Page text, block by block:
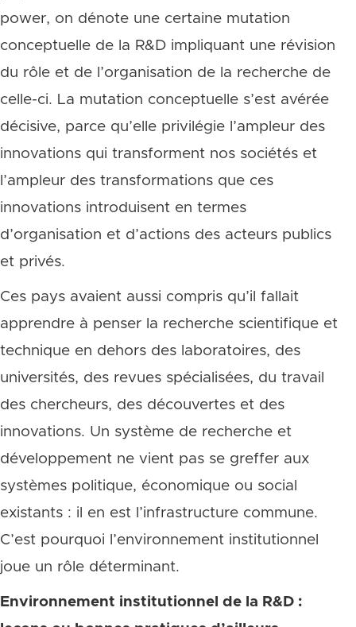
power, on dénote une certaine mutation
conceptuelle de la R&D impliquant une révision
du rôle et de l’organisation de la recherche de
celle-ci. La mutation conceptuelle s’est avérée
décisive, parce qu’elle privilégie l’ampleur des
innovations qui transforment nos sociétés et
l’ampleur des transformations que ces
innovations introduisent en termes
d’organisation et d’actions des acteurs publics
et privés.
Ces pays avaient aussi compris qu’il fallait
apprendre à penser la recherche scientifique et
technique en dehors des laboratoires, des
universités, des revues spécialisées, du travail
des chercheurs, des découvertes et des
innovations. Un système de recherche et
développement ne vient pas se greffer aux
systèmes politique, économique ou social
existants : il en est l’infrastructure commune.
C’est pourquoi l’environnement institutionnel
joue un rôle déterminant.
Environnement institutionnel de la R&D :